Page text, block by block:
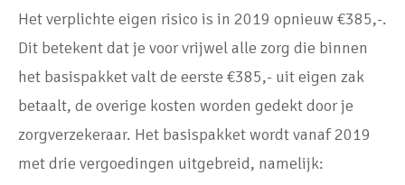
Het verplichte eigen risico is in 2019 opnieuw €385,-.
Dit betekent dat je voor vrijwel alle zorg die binnen
het basispakket valt de eerste €385,- uit eigen zak
betaalt, de overige kosten worden gedekt door je
zorgverzekeraar. Het basispakket wordt vanaf 2019
met drie vergoedingen uitgebreid, namelijk: